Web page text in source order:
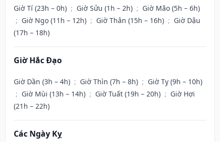
Giờ Tí (23h – 0h) ; Giờ Sửu (1h – 2h) ; Giờ Mão (5h – 6h)
; Giờ Ngọ (11h – 12h) ; Giờ Thân (15h – 16h) ; Giờ Dậu
(17h – 18h)
Giờ Hắc Đạo
Giờ Dần (3h – 4h) ; Giờ Thìn (7h – 8h) ; Giờ Tỵ (9h – 10h)
; Giờ Mùi (13h – 14h) ; Giờ Tuất (19h – 20h) ; Giờ Hợi
(21h – 22h)
Các Ngày Kỵ